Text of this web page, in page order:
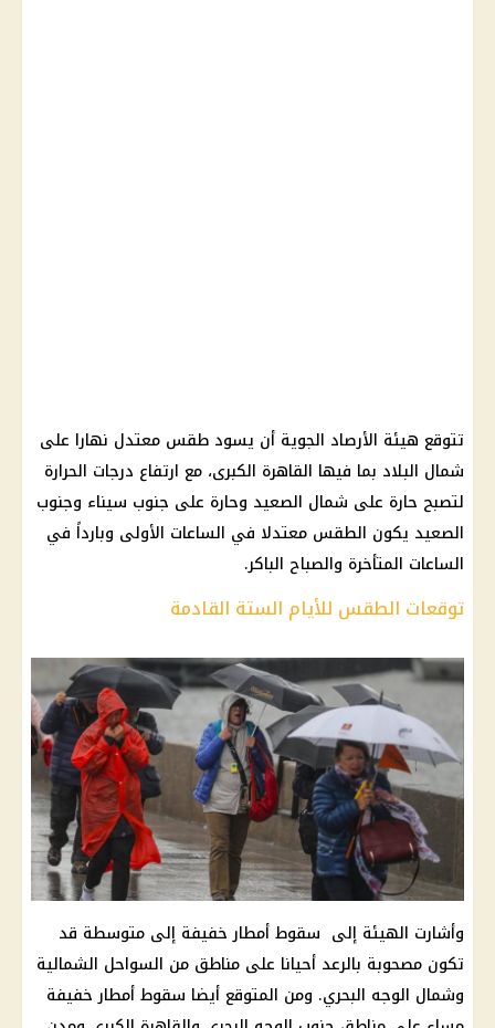
تتوقع هيئة الأرصاد الجوية أن يسود طقس معتدل نهارا على
شمال البلاد بما فيها القاهرة الكبرى، مع ارتفاع درجات الحرارة
لتصبح حارة على شمال الصعيد وحارة على جنوب سيناء وجنوب
الصعيد يكون الطقس معتدلا في الساعات الأولى وبارداً في
الساعات المتأخرة والصباح الباكر.
توقعات الطقس للأيام الستة القادمة
وأشارت الهيئة إلى سقوط أمطار خفيفة إلى متوسطة قد
تكون مصحوبة بالرعد أحيانا على مناطق من السواحل الشمالية
وشمال الوجه البحري. ومن المتوقع أيضا سقوط أمطار خفيفة